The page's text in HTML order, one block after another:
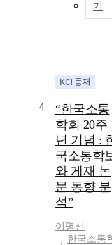
기
4
“한국소통
학회 20주
년 기념 :
국소통학
와 게재 논
문 동향 분
석”
이명선
한국소통